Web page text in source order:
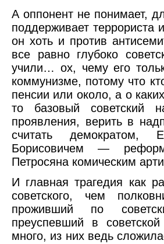
А оппонент не понимает,
поддерживает
он хоть и против
все равно глубоко
учили… ох, чему его
коммунизме, потому что
пенсии или около, а о
то базовый советский
проявления, верить в
считать демократом,
Борисовичем —
Петросяна комическим
И главная трагедия как
советского, чем
проживший по
преуспевший в
много, из них ведь